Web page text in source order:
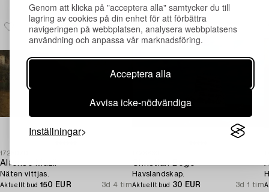
Genom att klicka på "acceptera alla" samtycker du till
lagring av cookies på din enhet för att förbättra
navigeringen på webbplatsen, analysera webbplatsens
användning och anpassa vår marknadsföring.
Acceptera alla
Avvisa icke-nödvändiga
Inställningar
1725070
Alfonso Muzii
Näten vittjas.
Aktuellt bud 150 EUR
3d 4 tim
Christian Bogö
Havslandskap.
Aktuellt bud 30 EUR
3d 1 tim